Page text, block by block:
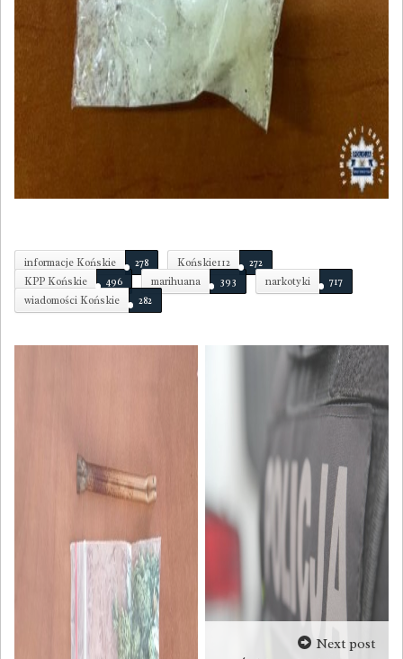
informacje Końskie 278 Końskie112
272
KPP Końskie
496 marihuana 393 narkotyki
717
wiadomości Końskie
282
Next post